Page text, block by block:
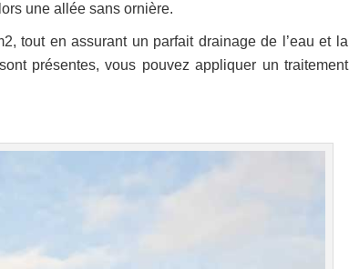
une allée sans ornière.
tout en assurant un parfait drainage de l’eau et la
présentes, vous pouvez appliquer un traitement